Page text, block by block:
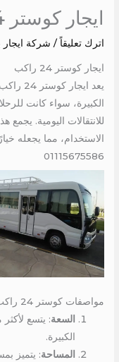
ايجار كوستر 24 راكب
اترك تعليقاً / شركة ايجار
ايجار كوستر 24 راكب
يعد
الكبيرة، سواء كانت
للانتقالات اليومية.
الاستخدام، مما يجعله
01115675586
مواصفات كوستر 24 راكب
السعة
الكبيرة.
المساحة: يتميز